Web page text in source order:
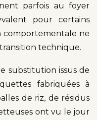
parfois au foyer
pour certains
comportementale ne
technique.
substitution issus de
fabriquées à
de riz, de résidus
ont vu le jour